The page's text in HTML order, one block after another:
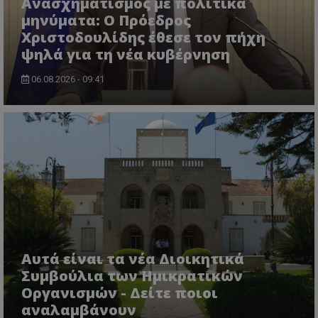
μηνύματα: Ο Πρόεδρος
Χριστοδουλίδης έθεσε τον πήχη
ψηλά για τη νέα κυβέρνηση
06.08.2026 - 09:41
Αυτά είναι τα νέα Διοικητικά
Συμβούλια των Ημικρατικών
Οργανισμών - Δείτε ποιοι
αναλαμβάνουν
VISITOR_PRIVACY_METADATA
YouTube
.youtube.com